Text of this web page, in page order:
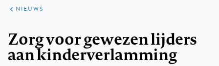
ARTIKELEN
HET
KORT
NIEUWS
Zorg voor gewezen lijders
aan kinderverlamming